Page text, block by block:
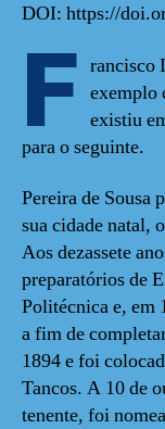
DOI: https://
F rancisco
exemplo
existiu
para o seguinte.
Pereira de Sousa
sua cidade natal,
Aos dezassete
preparatórios de
Politécnica e, em
a fim de
1894 e foi
Tancos. A 10 de
tenente, foi